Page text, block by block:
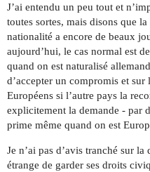
J’ai entendu un peu tout et
toutes sortes, mais disons que
nationalité a encore de beaux
aujourd’hui, le cas normal est
quand on est naturalisé
d’accepter un compromis et
Européens si l’autre pays la
explicitement la demande - par
prime même quand on est
Je n’ai pas d’avis tranché sur
étrange de garder ses droits